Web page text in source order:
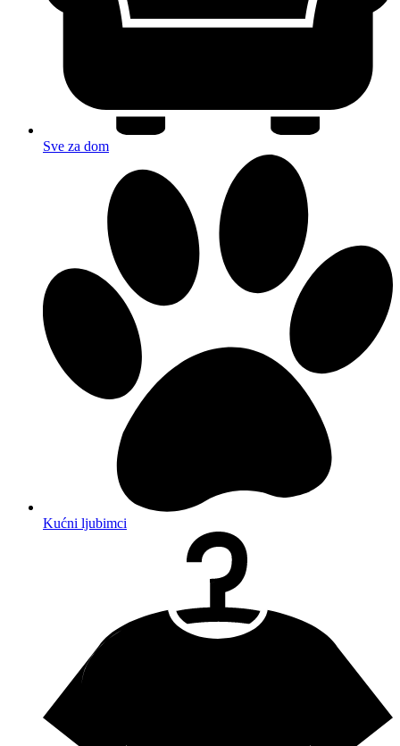
Sve za dom
Kućni ljubimci